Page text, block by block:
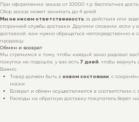
При оформлении заказа от 10000 т.р. бесплатная
Сбор заказа может занимать до 4 дней
Мы не несем ответственность за действия или
сторонней службы доставки. Другими словами, если у
доставкой, вам нужно обращаться непосредственно в
продавцу.
Обмен и возврат
Мы стремимся к тому, чтобы каждый заказ радовал
покупка не подошла, у вас есть 7 дней , чтобы
Важно:
Товар должен быть в новом состоянии , с
носки.
Возврат и обмен осуществляются в соответствии с
Расходы на обратную доставку покупатель берет на